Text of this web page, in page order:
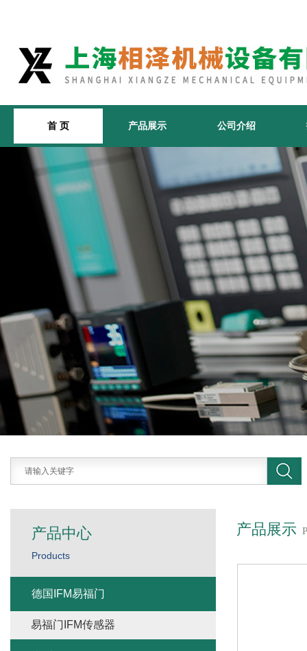
首 页 产品展示 公司介绍
产品展示
产品中心
Products
德国IFM易福门
易福门IFM传感器